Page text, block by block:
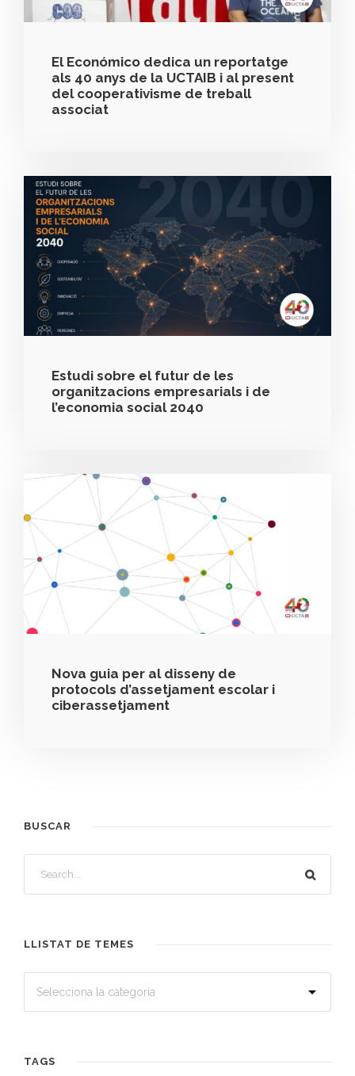
El Económico dedica un reportatge
als 40 anys de la UCTAIB i al present
del cooperativisme de treball
associat
Estudi sobre el futur de les
organitzacions empresarials i de
l’economia social 2040
Nova guia per al disseny de
protocols d’assetjament escolar i
ciberassetjament
BUSCAR
LLISTAT DE TEMES
TAGS